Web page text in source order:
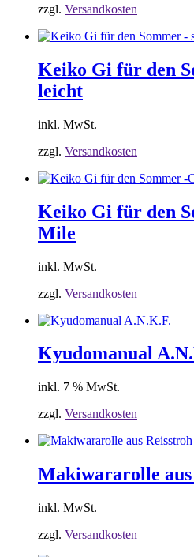
zzgl. Versandkosten
Keiko Gi für den
leicht
inkl. MwSt.
zzgl. Versandkosten
Keiko Gi für den
Mile
inkl. MwSt.
zzgl. Versandkosten
Kyudomanual
inkl. 7 % MwSt.
zzgl. Versandkosten
Makiwararolle
inkl. MwSt.
zzgl. Versandkosten